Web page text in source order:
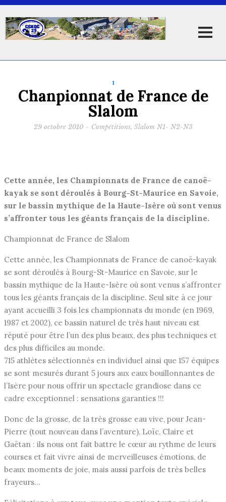
1
Chanpionnat de France de
Slalom
29 octobre 2010 - Compétitions, Slalom N1- N2-N3
Cette année, les Championnats de France de canoë-
kayak se sont déroulés à Bourg-St-Maurice en Savoie,
sur le bassin mythique de la Haute-Isère où sont venus
s’affronter tous les géants français de la discipline.
Championnat de France de Slalom
Cette année, les Championnats de France de canoë-kayak
se sont déroulés à Bourg-St-Maurice en Savoie, sur le
bassin mythique de la Haute-Isère où sont venus s’affronter
tous les géants français de la discipline. Seul site à ce jour
ayant accueilli 3 fois les championnats du monde (en 1969,
1987 et 2002), ce bassin naturel de très haut niveau est
réputé pour être l’un des plus beaux, des plus techniques et
des plus difficiles au monde.
715 athlètes sélectionnés en individuel ainsi que 157 équipes
se sont mesurés durant 5 jours aux eaux bouillonnantes de
l’Isère pour nous offrir un spectacle grandiose dans ce
cadre exceptionnel : sensations garanties !!!
Donc de la grosse, de la très grosse eau vive, pour Jean-
Pierre (tout nouveau dans l’aventure), Loïc, Claire et
Gaëtan : ils nous ont fait battre le cœur au rythme de leurs
courses et fait vivre ainsi de merveilleuses émotions, de
beaux moments de joie, mais aussi parfois de très belles
frayeurs…